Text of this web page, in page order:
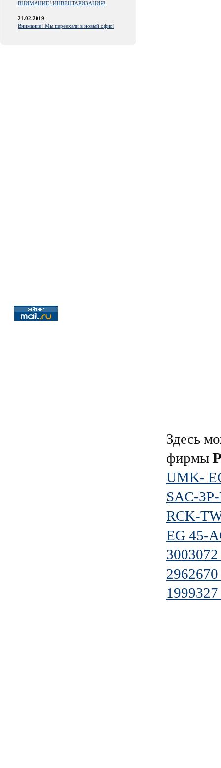
ВНИМАНИЕ! ИНВЕНТАРИЗАЦИЯ!
21.02.2019
Внимание! Мы переехали в новый офис!
Здесь
фирмы
UMK-
SAC-
RCK-
EG 45-